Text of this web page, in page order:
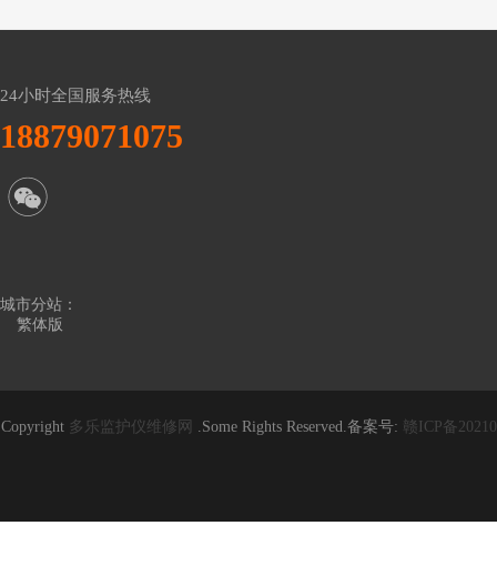
24小时全国服务热线
18879071075
城市分站：
繁体版
Copyright 多乐监护仪维修网 .Some Rights Reserved.备案号: 赣ICP备